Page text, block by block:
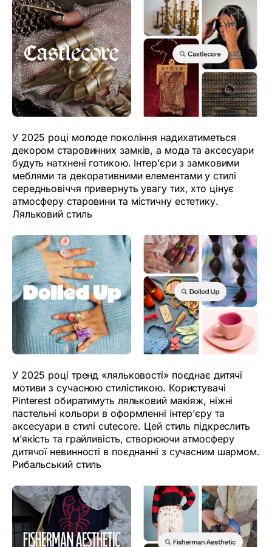
У 2025 році молоде покоління надихатиметься
декором старовинних замків, а мода та аксесуари
будуть натхнені готикою. Інтер’єри з замковими
меблями та декоративними елементами у стилі
середньовіччя привернуть увагу тих, хто цінує
атмосферу старовини та містичну естетику.
Ляльковий стиль
У 2025 році тренд «ляльковості» поєднає дитячі
мотиви з сучасною стилістикою. Користувачі
Pinterest обиратимуть ляльковий макіяж, ніжні
пастельні кольори в оформленні інтер’єру та
аксесуари в стилі cutecore. Цей стиль підкреслить
м’якість та грайливість, створюючи атмосферу
дитячої невинності в поєднанні з сучасним шармом.
Рибальський стиль